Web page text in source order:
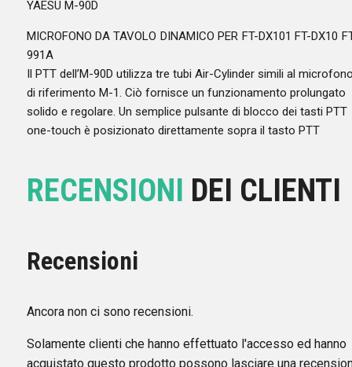
YAESU M-90D
MICROFONO DA TAVOLO DINAMICO PER FT-DX101 FT-DX10
991A
Il PTT dell’M-90D utilizza tre tubi Air-Cylinder simili al
di riferimento M-1. Ciò fornisce un funzionamento prolungato
solido e regolare. Un semplice pulsante di blocco dei tasti PTT
one-touch è posizionato direttamente sopra il tasto PTT
RECENSIONI DEI CLIENTI
Recensioni
Ancora non ci sono recensioni.
Solamente clienti che hanno effettuato l'accesso ed hanno
acquistato questo prodotto possono lasciare una